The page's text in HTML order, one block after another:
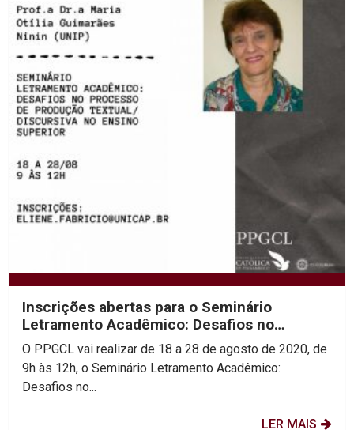
Inscrições abertas para o Seminário
Letramento Acadêmico: Desafios no
Processo de Produção Textual
O PPGCL vai realizar de 18 a 28 de agosto de 2020, de
9h às 12h, o Seminário Letramento Acadêmico:
Desafios no...
LER MAIS